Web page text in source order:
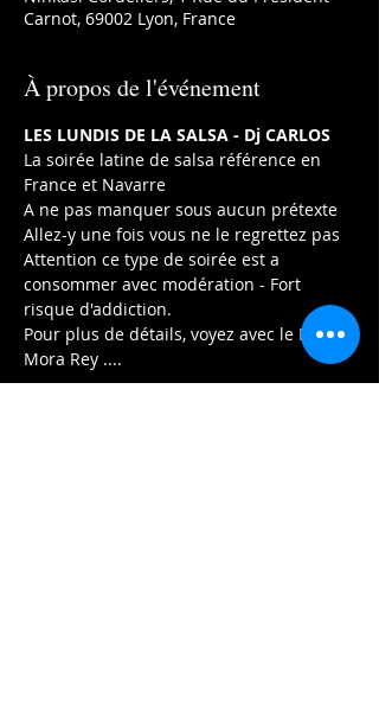
Carnot, 69002 Lyon, France
À propos de l'événement
LES LUNDIS DE LA SALSA - Dj CARLOS
La soirée latine de salsa référence en
France et Navarre
A ne pas manquer sous aucun prétexte
Allez-y une fois vous ne le regrettez pas
Attention ce type de soirée est a
consommer avec modération - Fort
risque d'addiction.
Pour plus de détails, voyez avec le Dr.
Mora Rey ....